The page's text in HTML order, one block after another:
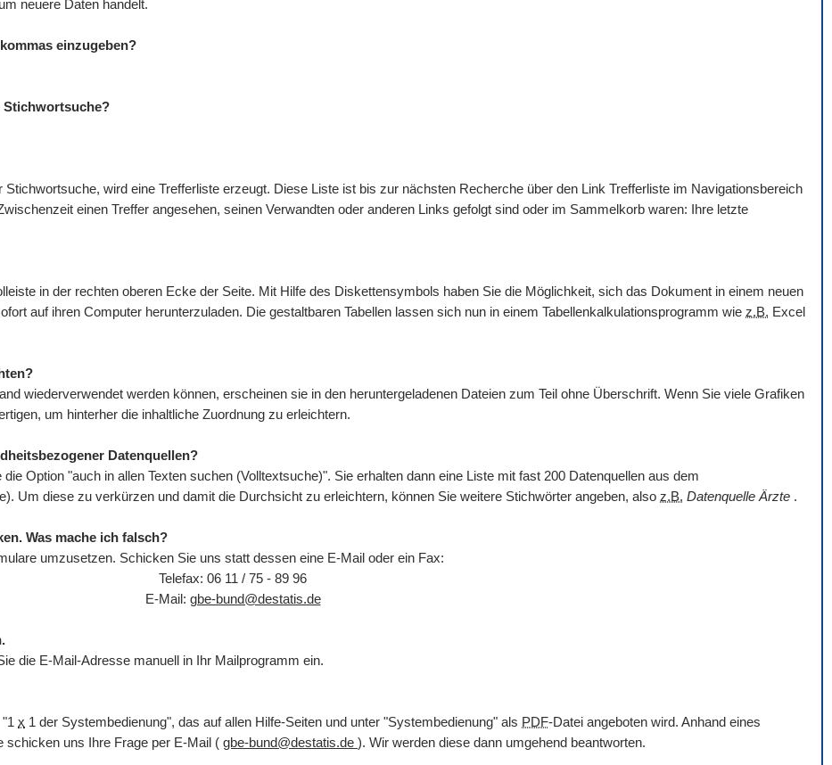
neuere Daten handelt.
einzugeben?
Stichwortsuche?
wird eine Trefferliste erzeugt. Diese Liste ist bis zur nächsten Recherche über den Link Trefferliste im Navigationsbereich
einen Treffer angesehen, seinen Verwandten oder anderen Links gefolgt sind oder im Sammelkorb waren: Ihre letzte
leiste in der rechten oberen Ecke der Seite. Mit Hilfe des Diskettensymbols haben Sie die Möglichkeit, sich das Dokument in einem neuen
auf ihren Computer herunterzuladen. Die gestaltbaren Tabellen lassen sich nun in einem Tabellenkalkulationsprogramm wie z.B. Excel
wiederverwendet werden können, erscheinen sie in den heruntergeladenen Dateien zum Teil ohne Überschrift. Wenn Sie viele Grafiken
um hinterher die inhaltliche Zuordnung zu erleichtern.
Datenquellen?
Option "auch in allen Texten suchen (Volltextsuche)". Sie erhalten dann eine Liste mit fast 200 Datenquellen aus dem
Um diese zu verkürzen und damit die Durchsicht zu erleichtern, können Sie weitere Stichwörter angeben, also z.B. Datenquelle Ärzte .
Was mache ich falsch?
umzusetzen. Schicken Sie uns statt dessen eine E-Mail oder ein Fax:
Telefax: 06 11 / 75 - 89 96
E-Mail: gbe-bund@destatis.de
die E-Mail-Adresse manuell in Ihr Mailprogramm ein.
x 1 der Systembedienung", das auf allen Hilfe-Seiten und unter "Systembedienung" als PDF-Datei angeboten wird. Anhand eines
schicken uns Ihre Frage per E-Mail ( gbe-bund@destatis.de ). Wir werden diese dann umgehend beantworten.